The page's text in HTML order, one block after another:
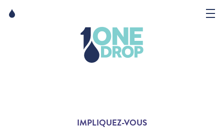
IMPLIQUEZ-VOUS